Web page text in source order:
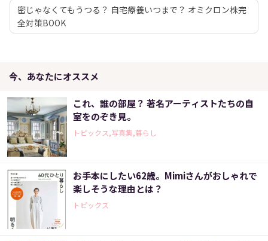
密じゃなくてもうつる？ 自宅療養いつまで？ オミクロン株完
全対策BOOK
今、あなたにオススメ
これ、誰の部屋？ 著名アーティストたちの自
室をのぞき見。
トピックス,写真集,暮らし
お手本にしたい62歳。Mimiさんがおしゃれで
楽しそうな理由とは？
トピックス